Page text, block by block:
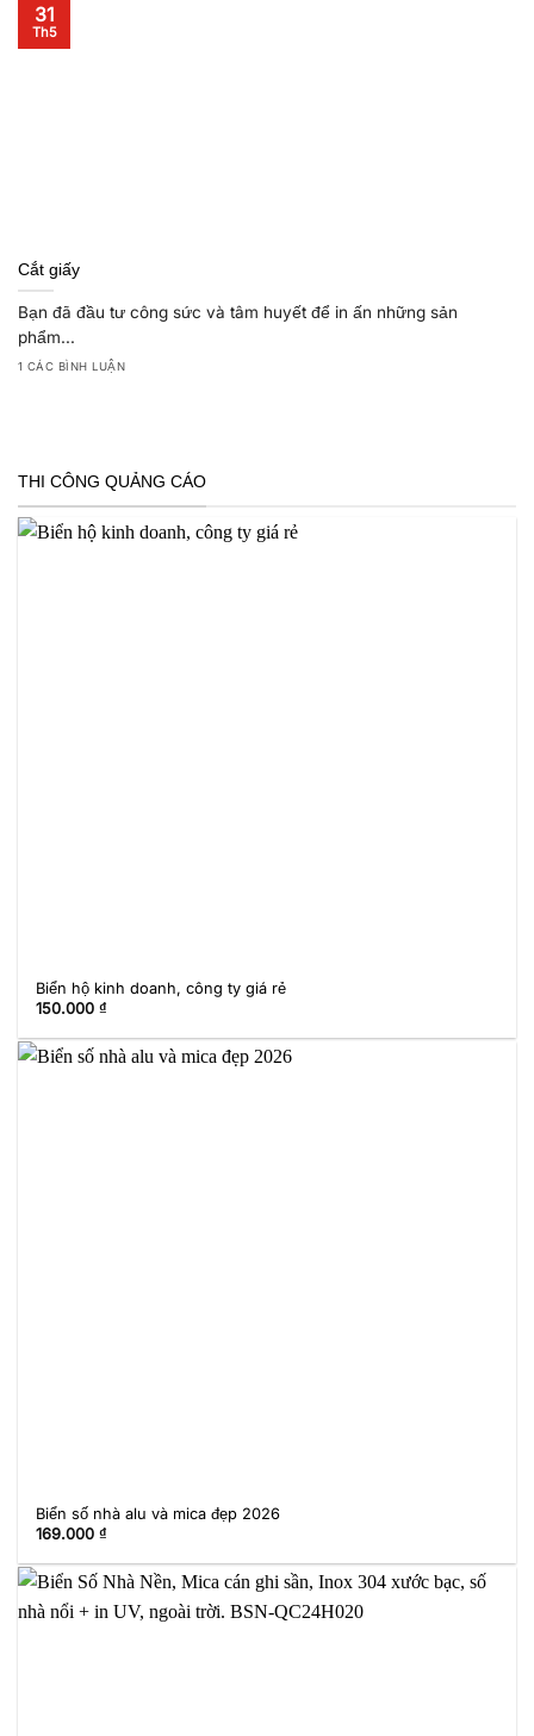
THI CÔNG QUẢNG CÁO
Biển hộ kinh doanh, công ty giá rẻ
150.000₫
Biển số nhà alu và mica đẹp 2026
169.000₫
Cắt giấy
Bạn đã đầu tư công sức và tâm huyết để in ấn những sản
phẩm...
1 CÁC BÌNH LUẬN
31
Th5